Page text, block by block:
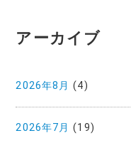
アーカイブ
2026年8月 (4)
2026年7月 (19)